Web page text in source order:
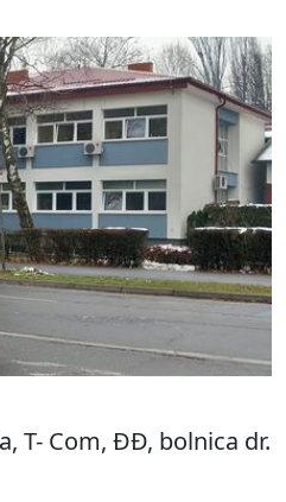
T- Com, ĐĐ, bolnica dr.